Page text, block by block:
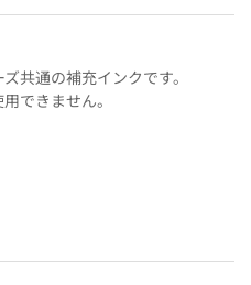
共通の補充インクです。
できません。